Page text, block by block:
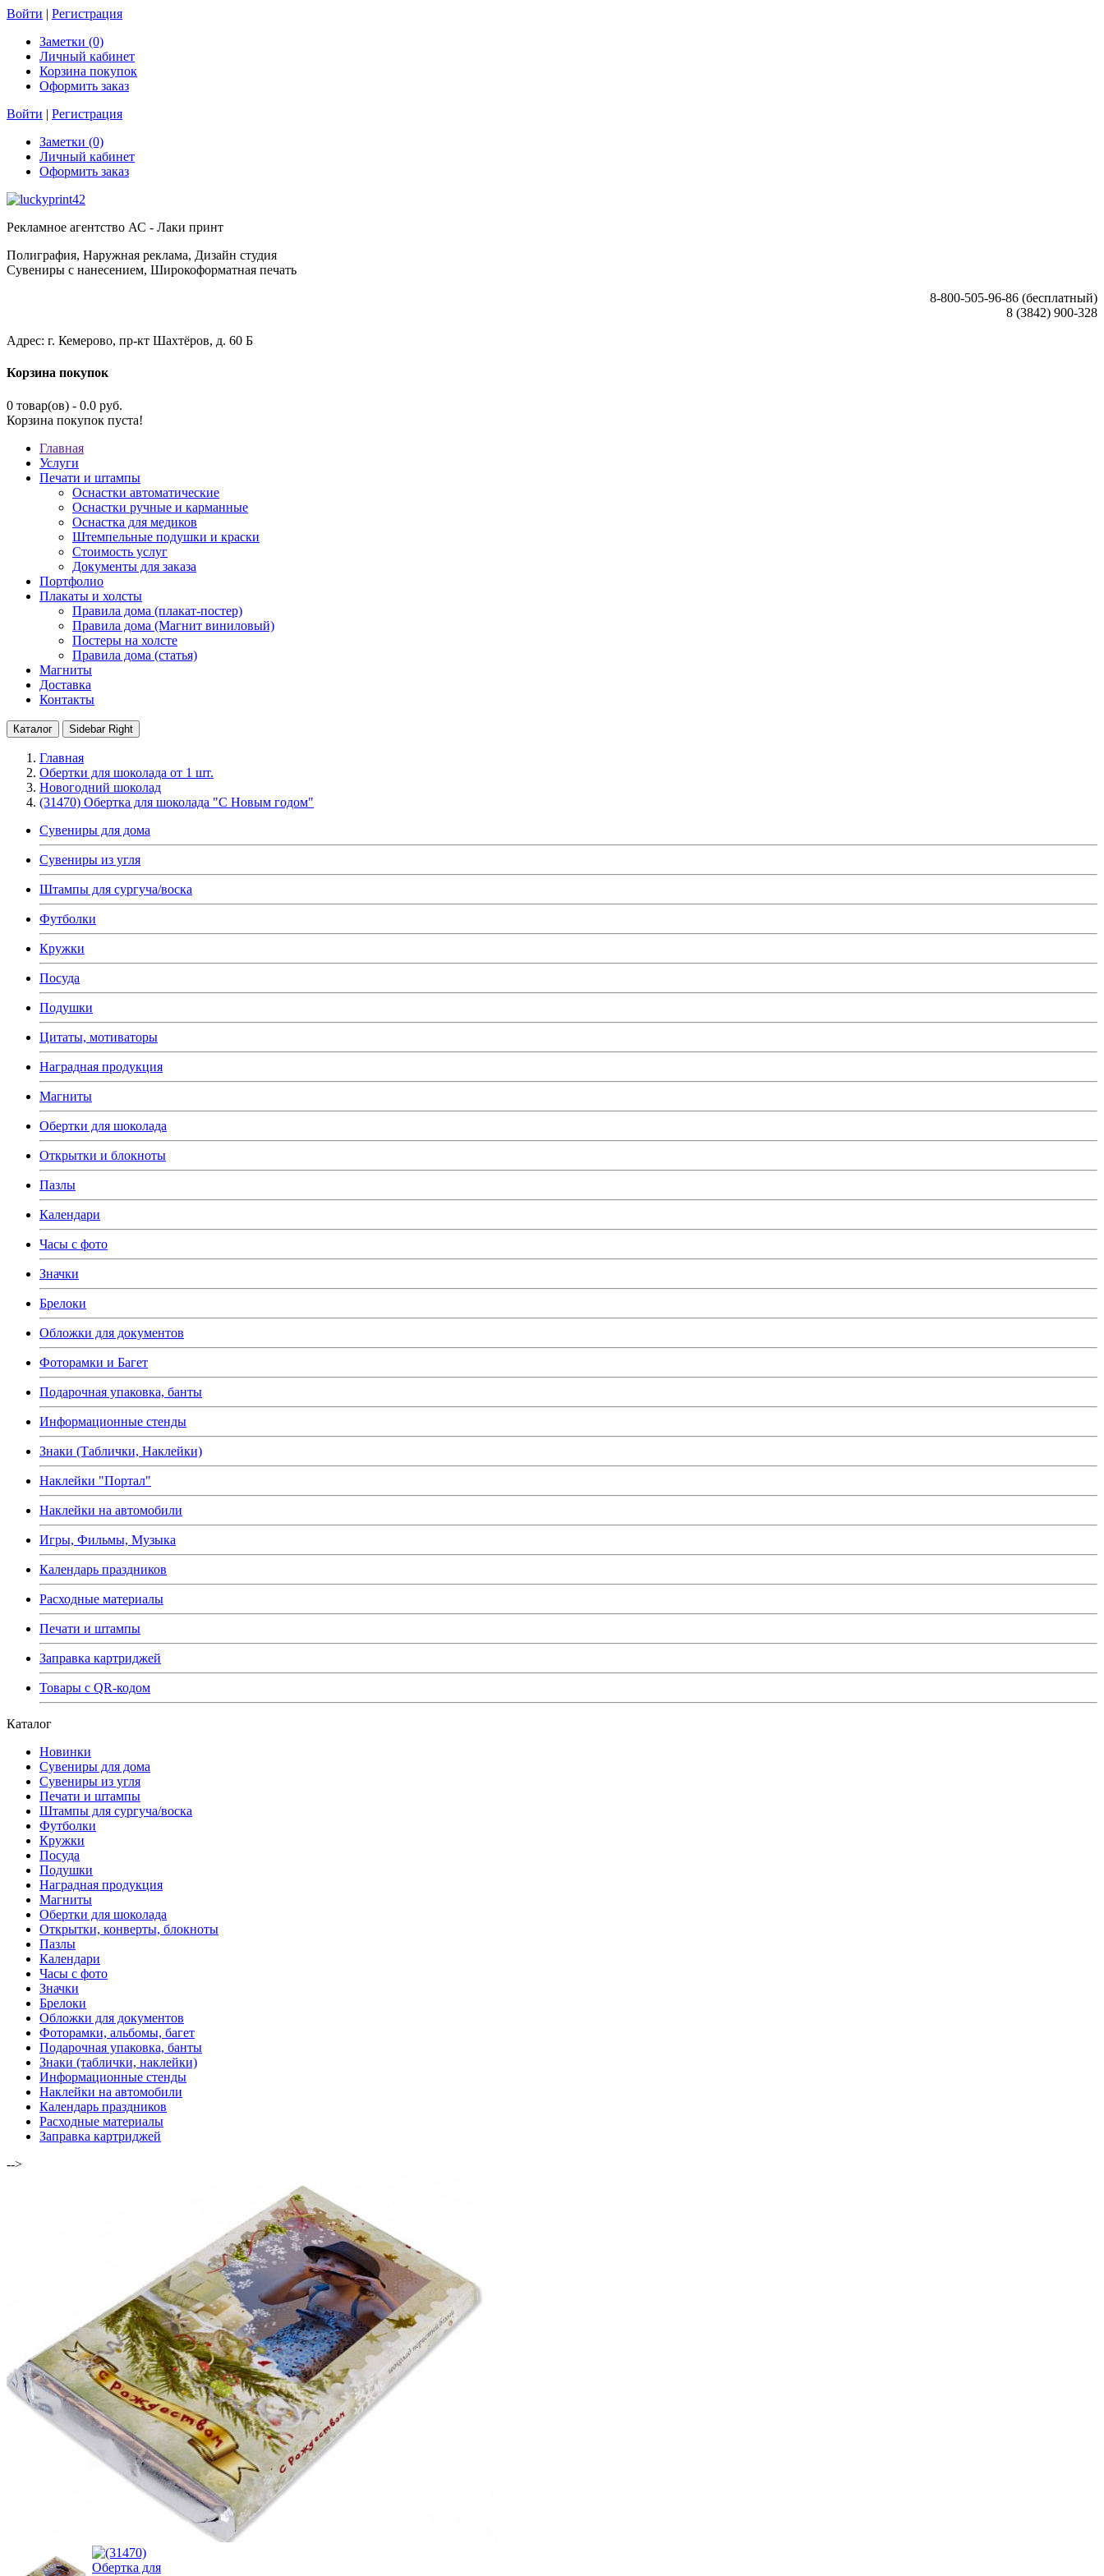
Войти | Регистрация
Заметки (0)
Личный кабинет
Корзина покупок
Оформить заказ
Войти | Регистрация
Заметки (0)
Личный кабинет
Оформить заказ
Рекламное агентство АС - Лаки принт
Полиграфия, Наружная реклама, Дизайн студия
Сувениры с нанесением, Широкоформатная печать
8-800-505-96-86 (бесплатный)
8 (3842) 900-328
Адрес: г. Кемерово, пр-кт Шахтёров, д. 60 Б
Корзина покупок
0 товар(ов) - 0.0 руб.
Корзина покупок пуста!
Главная
Услуги
Печати и штампы
Оснастки автоматические
Оснастки ручные и карманные
Оснастка для медиков
Штемпельные подушки и краски
Стоимость услуг
Документы для заказа
Портфолио
Плакаты и холсты
Правила дома (плакат-постер)
Правила дома (Магнит виниловый)
Постеры на холсте
Правила дома (статья)
Магниты
Доставка
Контакты
Каталог Sidebar Right
Главная
Обертки для шоколада от 1 шт.
Новогодний шоколад
(31470) Обертка для шоколада "С Новым годом"
Сувениры для дома
Сувениры из угля
Штампы для сургуча/воска
Футболки
Кружки
Посуда
Подушки
Цитаты, мотиваторы
Наградная продукция
Магниты
Обертки для шоколада
Открытки и блокноты
Пазлы
Календари
Часы с фото
Значки
Брелоки
Обложки для документов
Фоторамки и Багет
Подарочная упаковка, банты
Информационные стенды
Знаки (Таблички, Наклейки)
Наклейки "Портал"
Наклейки на автомобили
Игры, Фильмы, Музыка
Календарь праздников
Расходные материалы
Печати и штампы
Заправка картриджей
Товары с QR-кодом
Каталог
Новинки
Сувениры для дома
Сувениры из угля
Печати и штампы
Штампы для сургуча/воска
Футболки
Кружки
Посуда
Подушки
Наградная продукция
Магниты
Обертки для шоколада
Открытки, конверты, блокноты
Пазлы
Календари
Часы с фото
Значки
Брелоки
Обложки для документов
Фоторамки, альбомы, багет
Подарочная упаковка, банты
Знаки (таблички, наклейки)
Информационные стенды
Наклейки на автомобили
Календарь праздников
Расходные материалы
Заправка картриджей
-->